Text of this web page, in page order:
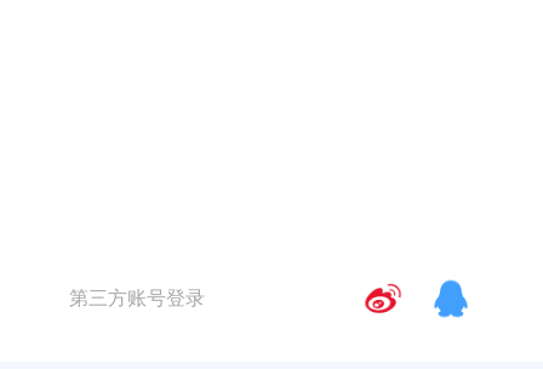
第三方账号登录